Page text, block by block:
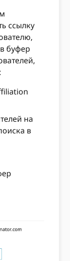
ссылку
буфер
на
в